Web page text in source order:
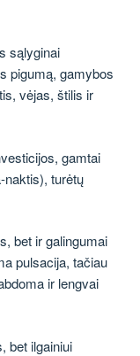
sąlyginai
pigumą, gamybos
vėjas, štilis ir
gamtai
naktis), turėtų
bet ir galingumai
pulsacija, tačiau
ir lengvai
bet ilgainiui